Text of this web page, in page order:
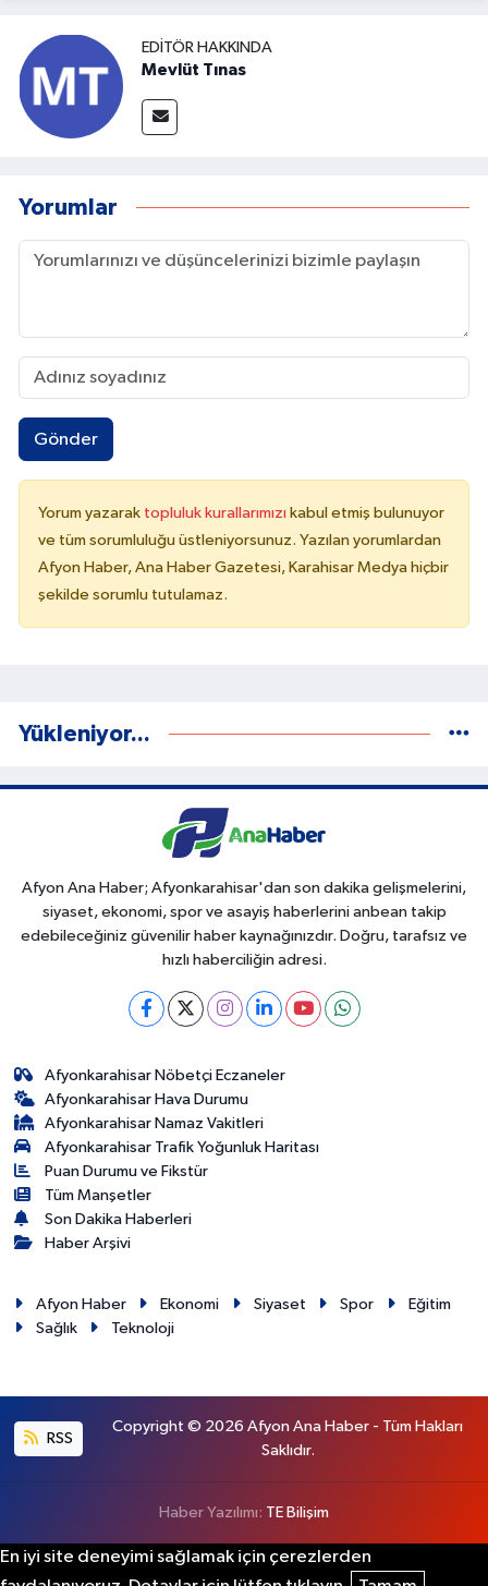
EDITÖR HAKKINDA
Mevlüt Tınas
Yorumlar
Gönder
Yorum yazarak topluluk kurallarımızı kabul etmiş bulunuyor
ve tüm sorumluluğu üstleniyorsunuz. Yazılan yorumlardan
Afyon Haber, Ana Haber Gazetesi, Karahisar Medya hiçbir
şekilde sorumlu tutulamaz.
Yükleniyor...
Afyon Ana Haber; Afyonkarahisar'dan son dakika gelişmelerini,
siyaset, ekonomi, spor ve asayiş haberlerini anbean takip
edebileceğiniz güvenilir haber kaynağınızdır. Doğru, tarafsız ve
hızlı haberciliğin adresi.
Afyonkarahisar Nöbetçi Eczaneler
Afyonkarahisar Hava Durumu
Afyonkarahisar Namaz Vakitleri
Afyonkarahisar Trafik Yoğunluk Haritası
Puan Durumu ve Fikstür
Tüm Manşetler
Son Dakika Haberleri
Haber Arşivi
Afyon Haber Ekonomi Siyaset Spor
Eğitim
Sağlık
Teknoloji
RSS
Copyright © 2026 Afyon Ana Haber - Tüm Hakları
Saklıdır.
Haber Yazılımı: TE Bilişim
En iyi site deneyimi sağlamak için çerezlerden